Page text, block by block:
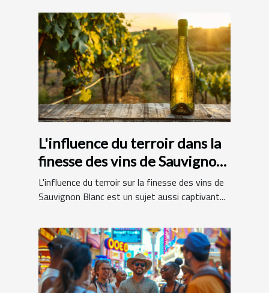
L'influence du terroir dans la
finesse des vins de Sauvignon
Blanc
L'influence du terroir sur la finesse des vins de
Sauvignon Blanc est un sujet aussi captivant...